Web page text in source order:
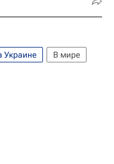
Украине
В мире